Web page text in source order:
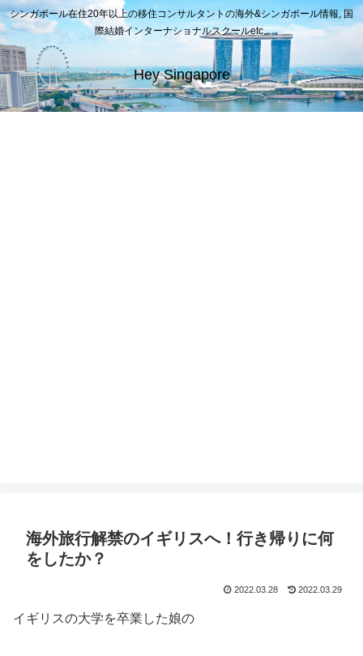
シンガポール在住20年以上の移住コンサルタントの海外&シンガポール情報, 国
際結婚インターナショナルスクールetc..
Hey Singapore
海外旅行解禁のイギリスへ！行き帰りに何
をしたか？
2022.03.28 2022.03.29
イギリスの大学を卒業した娘の